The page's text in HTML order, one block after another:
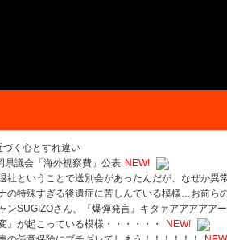
づく心とすれ違い
議会「海外視察費」公表 NEW!
社ということで送別会があったんだが、なぜか
の特殊すぎる後遺症に苦しんでいる模様…お前ら
ンSUGIZOさん、『爆弾発言』キタァアアアアア
』が起こっている模様・・・・・・
NEW!